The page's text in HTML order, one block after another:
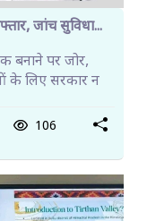
जांच सुविधा...
बनाने पर जोर,
के लिए सरकार न
106